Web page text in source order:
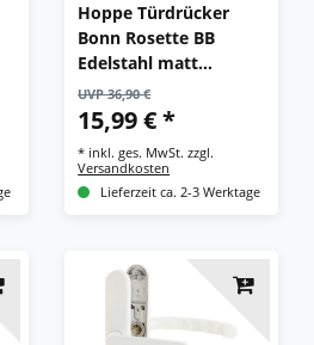
Hoppe Türdrücker
Bonn Rosette BB
Edelstahl matt
Türgriff
Drückergarnitur E150Z
UVP 36,90 €
15,99 € *
* inkl. ges. MwSt. zzgl.
Versandkosten
Lieferzeit ca. 2-3 Werktage